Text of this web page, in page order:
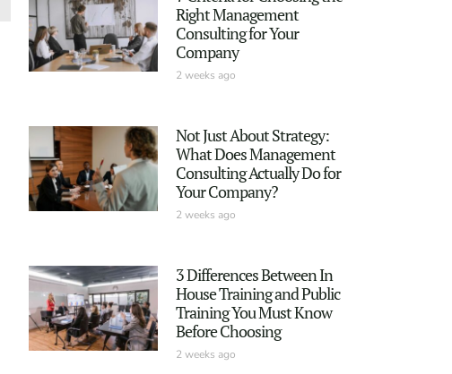
Right Management
Consulting for Your
Company
2 weeks ago
Not Just About Strategy:
What Does Management
Consulting Actually Do for
Your Company?
2 weeks ago
3 Differences Between In
House Training and Public
Training You Must Know
Before Choosing
2 weeks ago